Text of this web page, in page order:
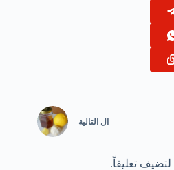
ال التالية
لتضيف تعليقاً.